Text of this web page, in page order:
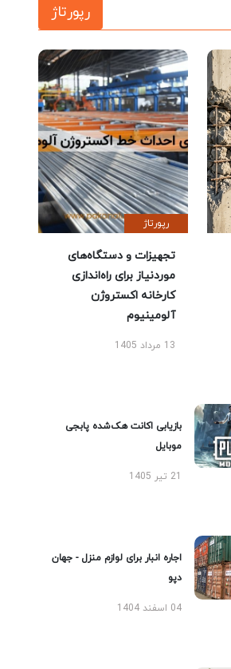
رپورتاژ
رپورتاژ
تجهیزات و دستگاه‌های
موردنیاز برای راه‌اندازی
کارخانه اکستروژن
آلومینیوم
13 مرداد 1405
بازیابی اکانت هک‌شده پابجی
موبایل
21 تیر 1405
اجاره انبار برای لوازم منزل - جهان
دپو
04 اسفند 1404